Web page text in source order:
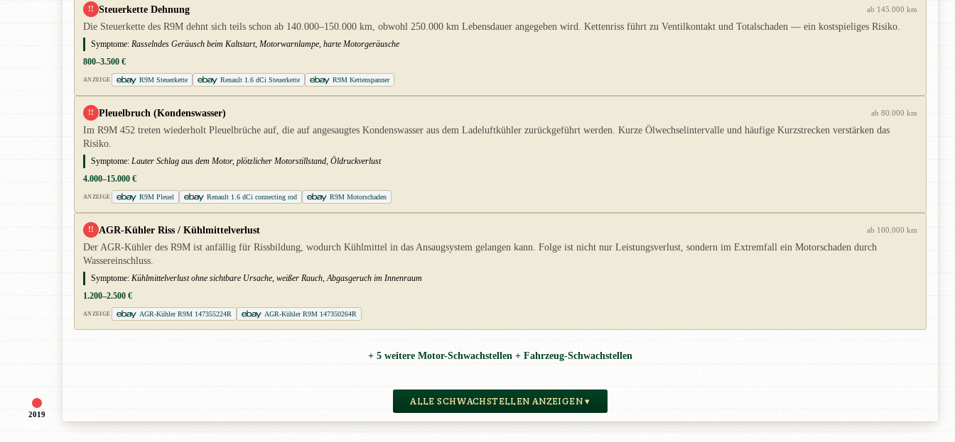
2019
!! Steuerkette Dehnung ab 145.000 km
Die Steuerkette des R9M dehnt sich teils schon ab 140.000–150.000 km, obwohl 250.000 km Lebensdauer angegeben wird. Kettenriss führt zu Ventilkontakt und Totalschaden — ein kostspieliges Risiko.
Symptome: Rasselndes Geräusch beim Kaltstart, Motorwarnlampe, harte Motorgeräusche
800–3.500 €
ANZEIGE R9M Steuerkette Renault 1.6 dCi Steuerkette R9M Kettenspanner
!! Pleuelbruch (Kondenswasser) ab 80.000 km
Im R9M 452 treten wiederholt Pleuelbrüche auf, die auf angesaugtes Kondenswasser aus dem Ladeluftkühler zurückgeführt werden. Kurze Ölwechselintervalle und häufige Kurzstrecken verstärken das
Risiko.
Symptome: Lauter Schlag aus dem Motor, plötzlicher Motorstillstand, Öldruckverlust
4.000–15.000 €
ANZEIGE R9M Pleuel Renault 1.6 dCi connecting rod R9M Motorschaden
!! AGR-Kühler Riss / Kühlmittelverlust ab 100.000 km
Der AGR-Kühler des R9M ist anfällig für Rissbildung, wodurch Kühlmittel in das Ansaugsystem gelangen kann. Folge ist nicht nur Leistungsverlust, sondern im Extremfall ein Motorschaden durch
Wassereinschluss.
Symptome: Kühlmittelverlust ohne sichtbare Ursache, weißer Rauch, Abgasgeruch im Innenraum
1.200–2.500 €
ANZEIGE AGR-Kühler R9M 147355224R AGR-Kühler R9M 147350264R
+ 5 weitere Motor-Schwachstellen + Fahrzeug-Schwachstellen
ALLE SCHWACHSTELLEN ANZEIGEN ▾